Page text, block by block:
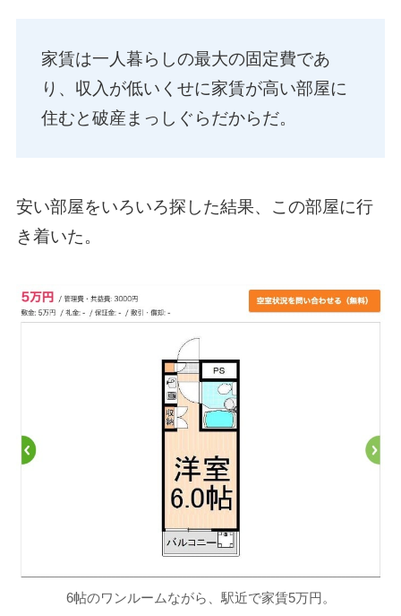
家賃は一人暮らしの最大の固定費であ
り、収入が低いくせに家賃が高い部屋に
住むと破産まっしぐらだからだ。
安い部屋をいろいろ探した結果、この部屋に行
き着いた。
6帖のワンルームながら、駅近で家賃5万円。